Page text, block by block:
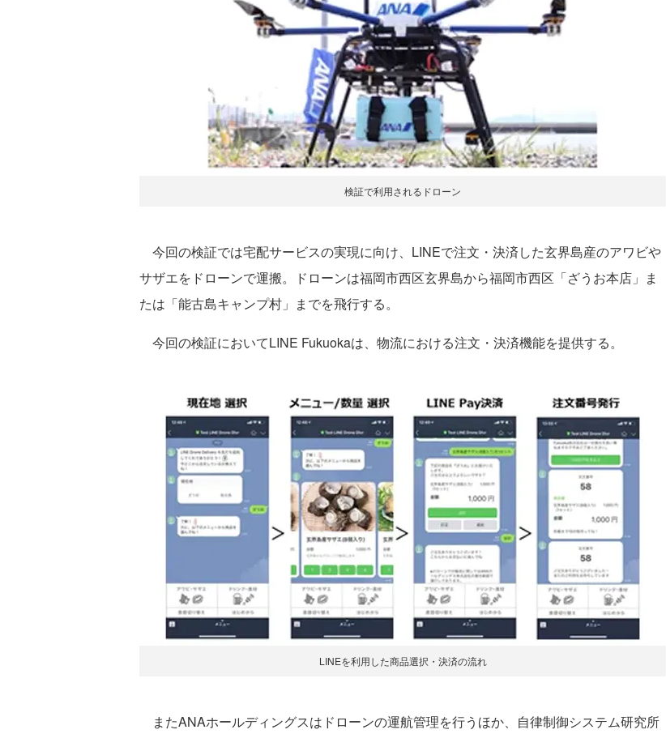
検証で利用されるドローン
今回の検証では宅配サービスの実現に向け、LINEで注文・決済した玄界島産のアワビや
サザエをドローンで運搬。ドローンは福岡市西区玄界島から福岡市西区「ざうお本店」ま
たは「能古島キャンプ村」までを飛行する。
今回の検証においてLINE Fukuokaは、物流における注文・決済機能を提供する。
LINEを利用した商品選択・決済の流れ
またANAホールディングスはドローンの運航管理を行うほか、自律制御システム研究所